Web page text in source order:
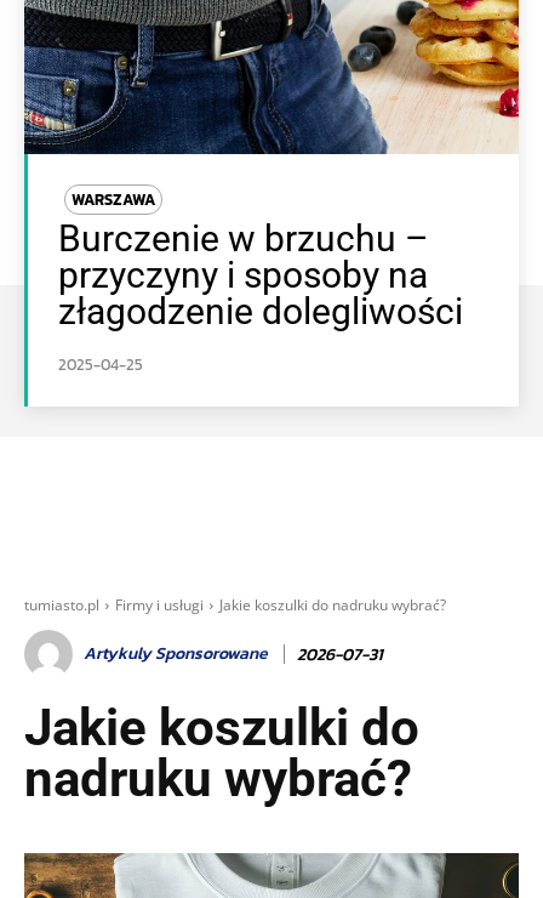
WARSZAWA
Burczenie w brzuchu –
przyczyny i sposoby na
złagodzenie dolegliwości
2025-04-25